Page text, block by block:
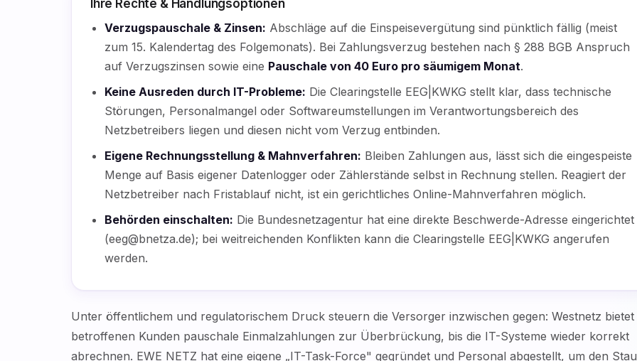
Ihre Rechte & Handlungsoptionen
Verzugspauschale & Zinsen: Abschläge auf die Einspeisevergütung sind pünktlich fällig (meist
zum 15. Kalendertag des Folgemonats). Bei Zahlungsverzug bestehen nach § 288 BGB Anspruch
auf Verzugszinsen sowie eine Pauschale von 40 Euro pro säumigem Monat.
Keine Ausreden durch IT-Probleme: Die Clearingstelle EEG|KWKG stellt klar, dass technische
Störungen, Personalmangel oder Softwareumstellungen im Verantwortungsbereich des
Netzbetreibers liegen und diesen nicht vom Verzug entbinden.
Eigene Rechnungsstellung & Mahnverfahren: Bleiben Zahlungen aus, lässt sich die eingespeiste
Menge auf Basis eigener Datenlogger oder Zählerstände selbst in Rechnung stellen. Reagiert der
Netzbetreiber nach Fristablauf nicht, ist ein gerichtliches Online-Mahnverfahren möglich.
Behörden einschalten: Die Bundesnetzagentur hat eine direkte Beschwerde-Adresse eingerichtet
(eeg@bnetza.de); bei weitreichenden Konflikten kann die Clearingstelle EEG|KWKG angerufen
werden.
Unter öffentlichem und regulatorischem Druck steuern die Versorger inzwischen gegen: Westnetz bietet
betroffenen Kunden pauschale Einmalzahlungen zur Überbrückung, bis die IT-Systeme wieder korrekt
abrechnen. EWE NETZ hat eine eigene „IT-Task-Force" gegründet und Personal abgestellt, um den Stau